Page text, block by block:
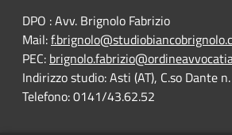
DPO : Avv. Brignolo Fabrizio
Mail:
PEC:
Indirizzo studio: Asti (AT), C.so Dante
Telefono: 0141/43.62.52